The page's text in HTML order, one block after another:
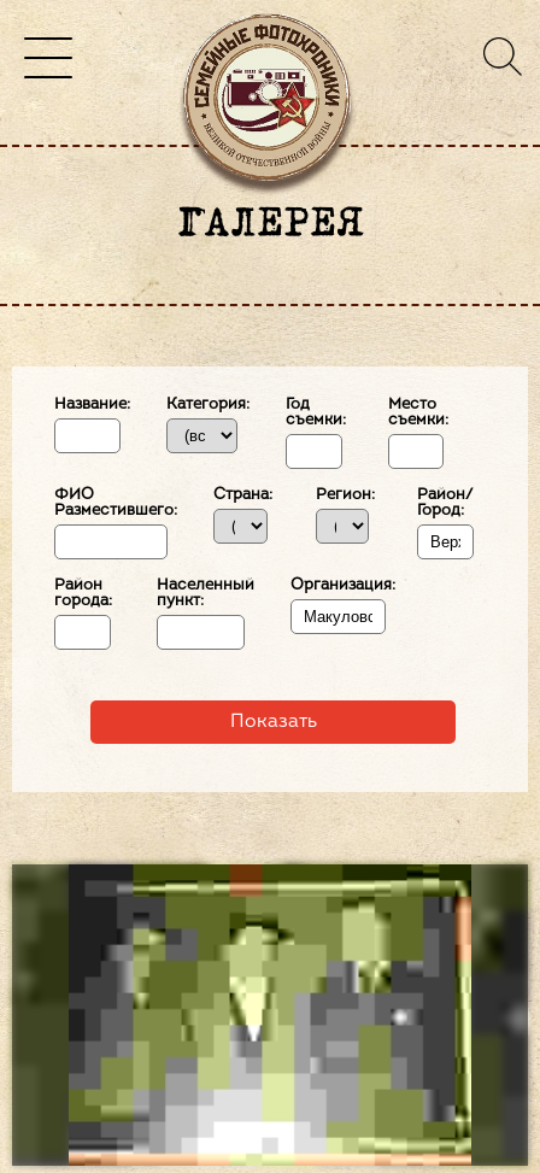
ГАЛЕРЕЯ
Название: Категория:
Год
съемки:
Место
съемки:
ФИО
Разместившего:
Страна: Регион:
Район/
Город:
Район
города:
Населенный
пункт:
Организация: